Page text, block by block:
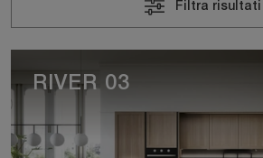
Filtra risultati
RIVER 03